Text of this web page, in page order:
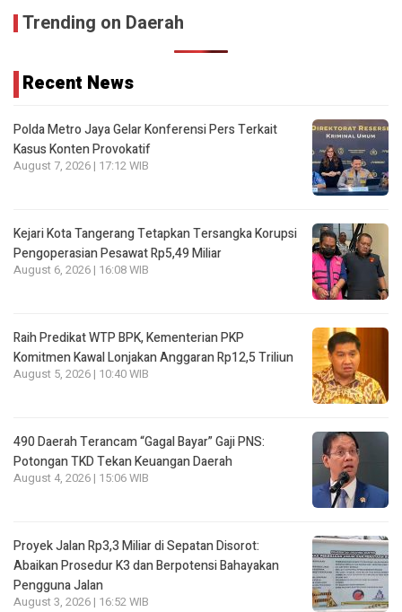
Trending on Daerah
Recent News
Polda Metro Jaya Gelar Konferensi Pers Terkait
Kasus Konten Provokatif
August 7, 2026 | 17:12 WIB
Kejari Kota Tangerang Tetapkan Tersangka Korupsi
Pengoperasian Pesawat Rp5,49 Miliar
August 6, 2026 | 16:08 WIB
Raih Predikat WTP BPK, Kementerian PKP
Komitmen Kawal Lonjakan Anggaran Rp12,5 Triliun
August 5, 2026 | 10:40 WIB
490 Daerah Terancam “Gagal Bayar” Gaji PNS:
Potongan TKD Tekan Keuangan Daerah
August 4, 2026 | 15:06 WIB
Proyek Jalan Rp3,3 Miliar di Sepatan Disorot:
Abaikan Prosedur K3 dan Berpotensi Bahayakan
Pengguna Jalan
August 3, 2026 | 16:52 WIB